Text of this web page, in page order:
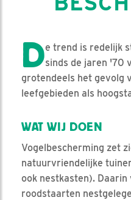
De trend is redelijk
sinds de jaren '70
grotendeels het gevolg
leefgebieden als
WAT WIJ DOEN
Vogelbescherming zet
natuurvriendelijke
ook nestkasten). Daarin
roodstaarten